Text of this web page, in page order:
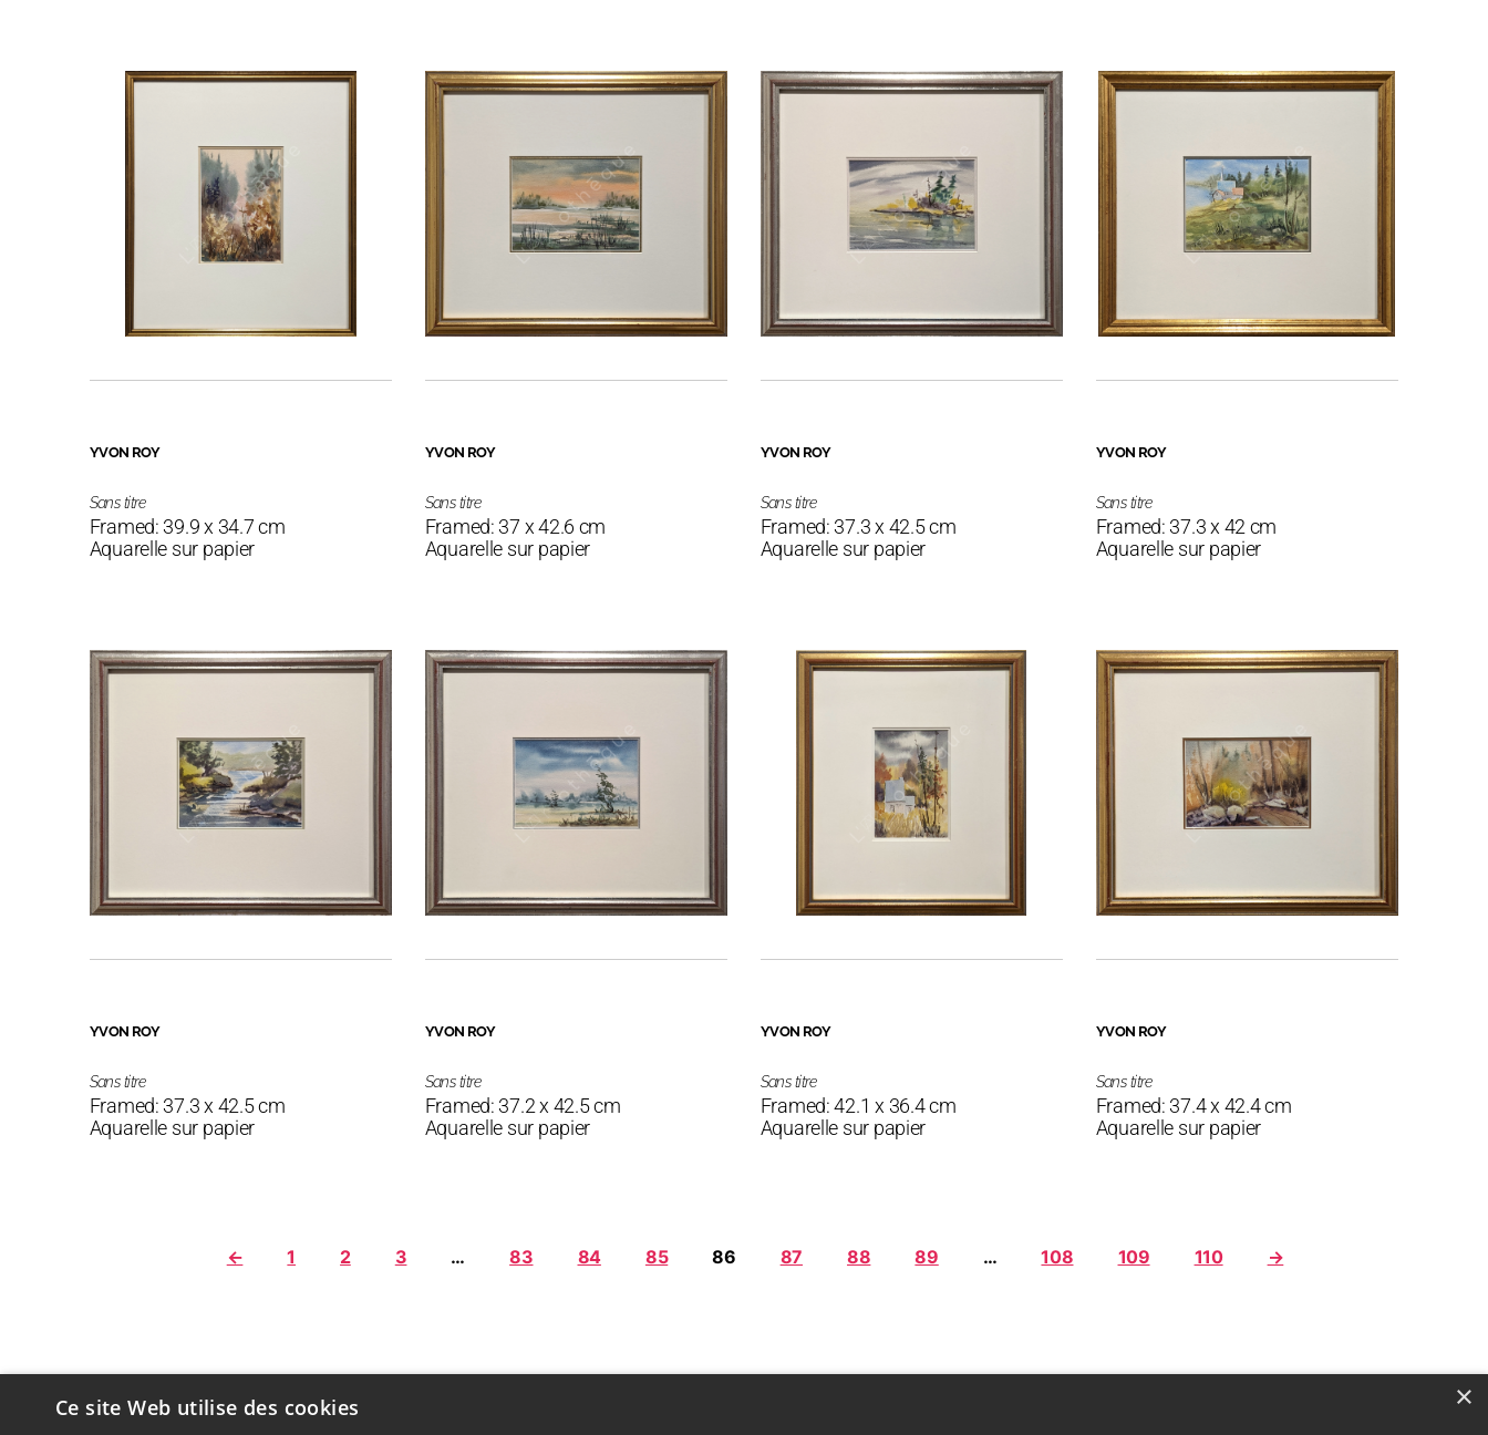
YVON ROY
Sans titre
Framed: 39.9 x 34.7 cm
Aquarelle sur papier
YVON ROY
Sans titre
Framed: 37 x 42.6 cm
Aquarelle sur papier
YVON ROY
Sans titre
Framed: 37.3 x 42.5 cm
Aquarelle sur papier
YVON ROY
Sans titre
Framed: 37.3 x 42 cm
Aquarelle sur papier
YVON ROY
Sans titre
Framed: 37.3 x 42.5 cm
Aquarelle sur papier
YVON ROY
Sans titre
Framed: 37.2 x 42.5 cm
Aquarelle sur papier
YVON ROY
Sans titre
Framed: 42.1 x 36.4 cm
Aquarelle sur papier
YVON ROY
Sans titre
Framed: 37.4 x 42.4 cm
Aquarelle sur papier
← 1 2 3 … 83 84 85 86 87 88 89 … 108 109 110 →
×
Ce site Web utilise des cookies